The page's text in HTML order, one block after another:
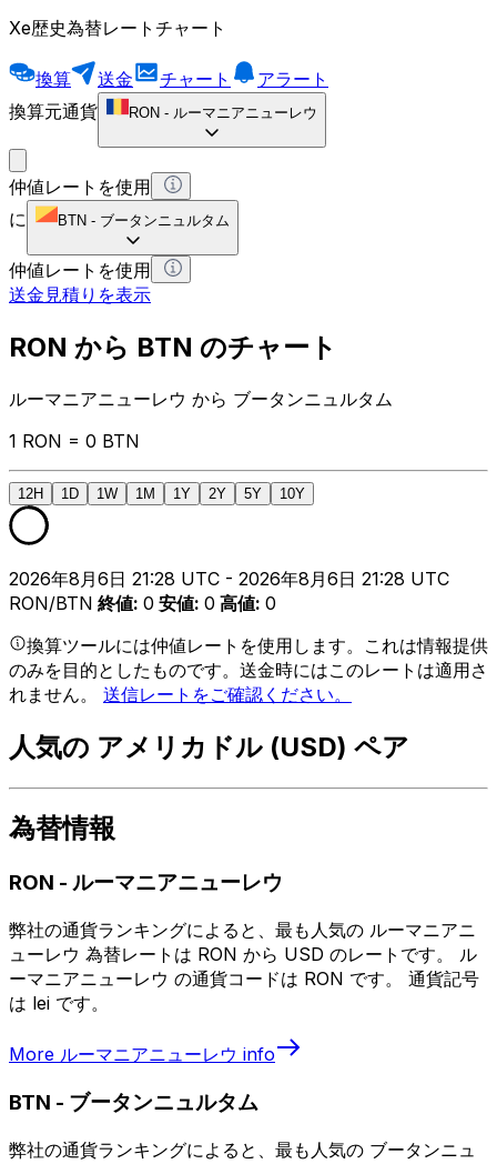
Xe歴史為替レートチャート
換算 送金 チャート
アラート
換算元通貨
RON - ルーマニアニューレウ
仲値レートを使用
に
BTN - ブータンニュルタム
仲値レートを使用
送金見積りを表示
RON から BTN のチャート
ルーマニアニューレウ から ブータンニュルタム
1 RON = 0 BTN
12H 1D 1W 1M 1Y 2Y 5Y 10Y
2026年8月6日 21:28 UTC - 2026年8月6日 21:28 UTC
RON/BTN 終値: 0 安値: 0 高値: 0
換算ツールには仲値レートを使用します。これは情報提供
のみを目的としたものです。送金時にはこのレートは適用さ
れません。 送信レートをご確認ください。
人気の アメリカドル (USD) ペア
為替情報
RON - ルーマニアニューレウ
弊社の通貨ランキングによると、最も人気の ルーマニアニ
ューレウ 為替レートは RON から USD のレートです。 ル
ーマニアニューレウ の通貨コードは RON です。 通貨記号
は lei です。
More ルーマニアニューレウ info
BTN - ブータンニュルタム
弊社の通貨ランキングによると、最も人気の ブータンニュ